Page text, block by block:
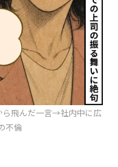
ら飛んだ一言→社内中に広
不倫